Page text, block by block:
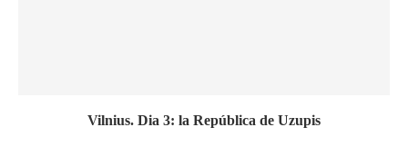
Vilnius. Dia 3: la República de Uzupis